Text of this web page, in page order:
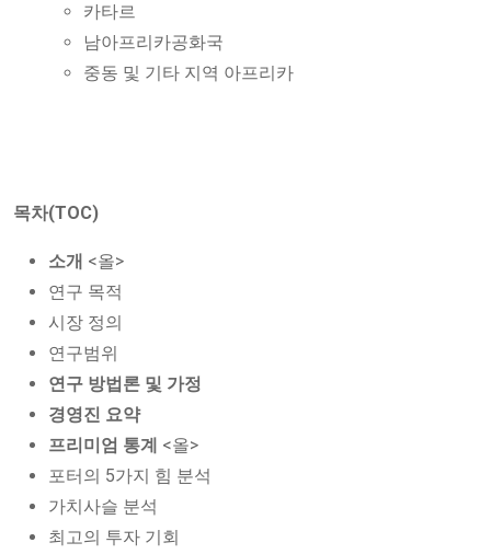
카타르
남아프리카공화국
중동 및 기타 지역 아프리카
목차(TOC)
소개 <올>
연구 목적
시장 정의
연구범위
연구 방법론 및 가정
경영진 요약
프리미엄 통계 <올>
포터의 5가지 힘 분석
가치사슬 분석
최고의 투자 기회